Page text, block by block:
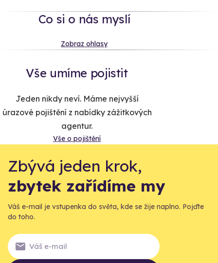
Co si o nás myslí
Zobraz ohlasy
Vše umíme pojistit
Jeden nikdy neví. Máme nejvyšší
úrazové pojištění z nabídky zážitkových
agentur.
Vše o pojištění
Zbývá jeden krok,
zbytek zařídíme my
Váš e-mail je vstupenka do světa, kde se žije naplno. Pojďte
do toho.